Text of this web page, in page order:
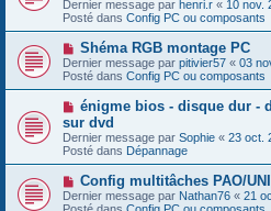
g
e
m
e
s
s
a
g
e
v
e
a
u
m
e
s
s
a
g
e
Dernier message par henri.r « 10 nov.
Posté dans Config PC ou composants
N
o
u
v
a
u
m
e
s
s
g
Shéma RGB montage PC
Dernier message par pitivier57 « 03
Posté dans Config PC ou composants
N
u
v
e
a
u
m
e
énigme bios - disque dur -
sur dvd
Dernier message par Sophie « 23 oct.
Posté dans Dépannage
N
o
u
Config multitâches PAO/
Dernier message par Nathan76 « 21
Posté dans Config PC ou composants